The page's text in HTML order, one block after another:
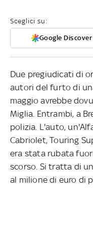
Sceglici su:
Google Discover
Due pregiudicati di
autori del furto di
maggio avrebbe
Miglia. Entrambi, a
polizia. L'auto,
Cabriolet, Touring
era stata rubata
scorso. Si tratta di
al milione di euro di